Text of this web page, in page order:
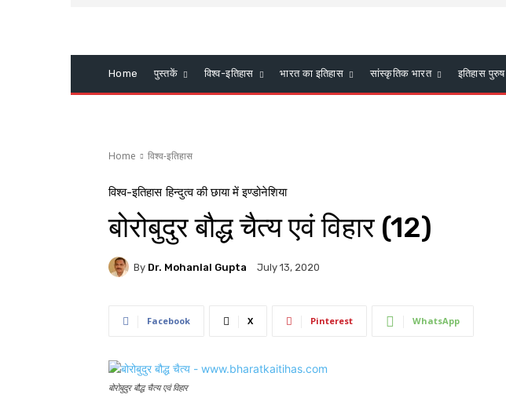
Home पुस्तकें विश्व-इतिहास भारत का इतिहास सांस्कृतिक भारत इतिहास पुरुष
Home विश्व-इतिहास
विश्व-इतिहास हिन्दुत्व की छाया में इण्डोनेशिया
बोरोबुदुर बौद्ध चैत्य एवं विहार (12)
By Dr. Mohanlal Gupta July 13, 2020
Facebook X Pinterest WhatsApp
बोरोबुदुर बौद्ध चैत्य एवं विहार